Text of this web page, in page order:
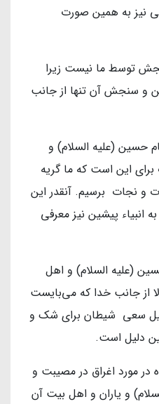
نیز به همین صورت
توسط ما نیست زیرا
و سنجش آن تنها از جانب
حسین (علیه السلام) و
این است که ما گریه
و نجات برسیم. آنقدر این
انبیاء پیشین نیز معرفی
(علیه السلام) و اهل
از جانب خدا که می‌بایست
سعی شیطان برای شک و
دلیل است.
مورد اغراق در مصیبت و
و یاران و اهل بیت آن